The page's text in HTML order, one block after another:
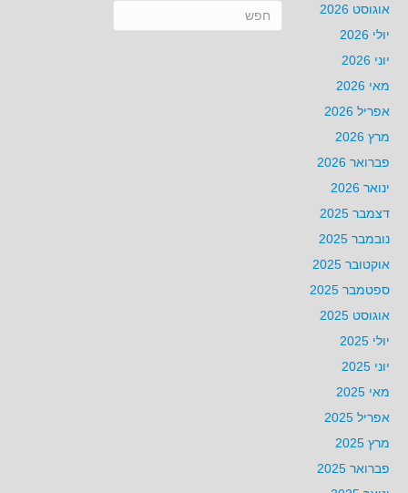
אוגוסט 2026
יולי 2026
יוני 2026
מאי 2026
אפריל 2026
מרץ 2026
פברואר 2026
ינואר 2026
דצמבר 2025
נובמבר 2025
אוקטובר 2025
ספטמבר 2025
אוגוסט 2025
יולי 2025
יוני 2025
מאי 2025
אפריל 2025
מרץ 2025
פברואר 2025